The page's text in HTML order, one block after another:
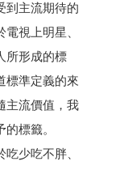
到主流期待的
視上明星、
所形成的標
標準定義的來
主流價值，我
標籤。
少吃不胖、